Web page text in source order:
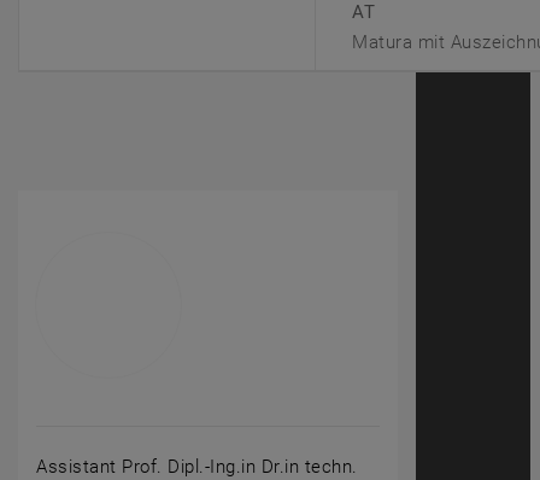
AT
Matura mit
Assistant Prof. Dipl.-Ing.in Dr.in techn.